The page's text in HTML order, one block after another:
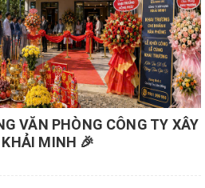
VĂN PHÒNG CÔNG TY XÂY
KHẢI MINH 🎉